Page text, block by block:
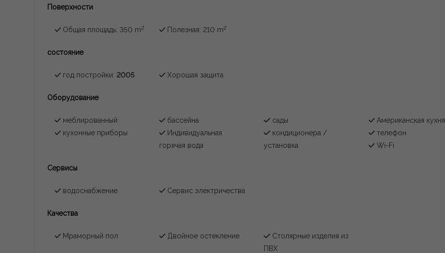
Поверхности
Общая площадь: 350 m2 Полезная: 210 m2
состояние
год постройки: 2005 Хорошая защита
Oборудование
меблированный бассейна сады
Американская кухня
кухонные приборы
Индивидуальная
горячая вода
кондиционера /
установка
телефон
Wi-Fi
Сервисы
водоснабжение Сервис электричества
Качества
Мраморный пол Двойное остекление
Столярные изделия из
ПВХ